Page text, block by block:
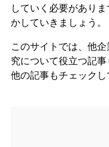
していく必要がありま
かしていきましょう。
このサイトでは、他
究について役立つ記
他の記事もチェックし